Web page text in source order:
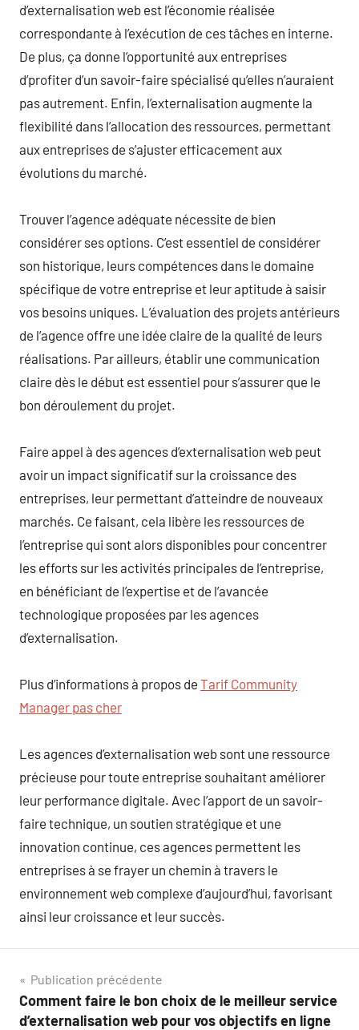
d’externalisation web est l’économie réalisée
correspondante à l’exécution de ces tâches en interne.
De plus, ça donne l’opportunité aux entreprises
d’profiter d’un savoir-faire spécialisé qu’elles n’auraient
pas autrement. Enfin, l’externalisation augmente la
flexibilité dans l’allocation des ressources, permettant
aux entreprises de s’ajuster efficacement aux
évolutions du marché.
Trouver l’agence adéquate nécessite de bien
considérer ses options. C’est essentiel de considérer
son historique, leurs compétences dans le domaine
spécifique de votre entreprise et leur aptitude à saisir
vos besoins uniques. L’évaluation des projets antérieurs
de l’agence offre une idée claire de la qualité de leurs
réalisations. Par ailleurs, établir une communication
claire dès le début est essentiel pour s’assurer que le
bon déroulement du projet.
Faire appel à des agences d’externalisation web peut
avoir un impact significatif sur la croissance des
entreprises, leur permettant d’atteindre de nouveaux
marchés. Ce faisant, cela libère les ressources de
l’entreprise qui sont alors disponibles pour concentrer
les efforts sur les activités principales de l’entreprise,
en bénéficiant de l’expertise et de l’avancée
technologique proposées par les agences
d’externalisation.
Plus d’informations à propos de Tarif Community
Manager pas cher
Les agences d’externalisation web sont une ressource
précieuse pour toute entreprise souhaitant améliorer
leur performance digitale. Avec l’apport de un savoir-
faire technique, un soutien stratégique et une
innovation continue, ces agences permettent les
entreprises à se frayer un chemin à travers le
environnement web complexe d’aujourd’hui, favorisant
ainsi leur croissance et leur succès.
Navigation
de
Publication précédente
Comment faire le bon choix de le meilleur service
d’externalisation web pour vos objectifs en ligne